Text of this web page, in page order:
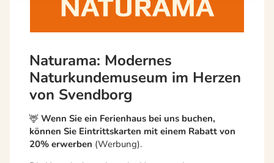
Naturama: Modernes
Naturkundemuseum im Herzen
von Svendborg
🦌 Wenn Sie ein Ferienhaus bei uns buchen,
können Sie Eintrittskarten mit einem Rabatt von
20% erwerben (Werbung).